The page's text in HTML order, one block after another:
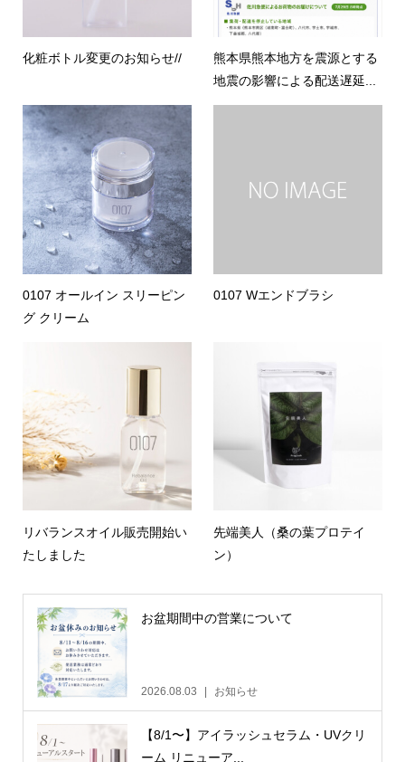
化粧ボトル変更のお知らせ//
熊本県熊本地方を震源とする
地震の影響による配送遅延...
0107 オールイン スリーピン
グ クリーム
0107 Wエンドブラシ
リバランスオイル販売開始い
たしました
先端美人（桑の葉プロテイ
ン）
お盆期間中の営業について
2026.08.03 お知らせ
【8/1〜】アイラッシュセラム・UVクリ
ーム リニューア...